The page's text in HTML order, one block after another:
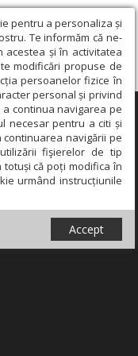
pentru a personaliza și
Te informăm că ne-
acestea și în activitatea
modificări propuse de
persoanelor fizice în
personal și privind
continua navigarea pe
necesar pentru a citi și
continuarea navigării pe
fişierelor de tip
totuși că poți modifica în
urmând instrucțiunile
Accept
×